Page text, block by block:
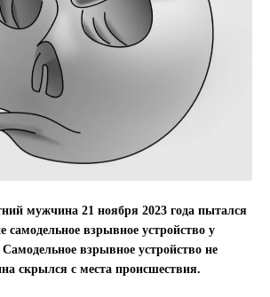
мужчина 21 ноября 2023 года пытался
самодельное взрывное устройство у
взрывное устройство не
скрылся с места происшествия.